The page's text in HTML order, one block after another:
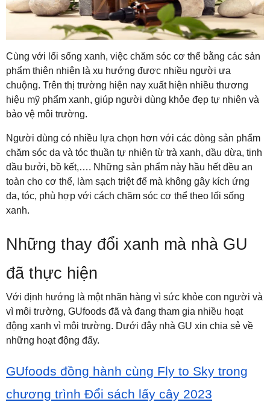
Cùng với lối sống xanh, việc chăm sóc cơ thể bằng các sản
phẩm thiên nhiên là xu hướng được nhiều người ưa
chuộng. Trên thị trường hiện nay xuất hiện nhiều thương
hiệu mỹ phẩm xanh, giúp người dùng khỏe đẹp tự nhiên và
bảo vệ môi trường.
Người dùng có nhiều lựa chọn hơn với các dòng sản phẩm
chăm sóc da và tóc thuần tự nhiên từ trà xanh, dầu dừa, tinh
dầu bưởi, bồ kết,…. Những sản phẩm này hầu hết đều an
toàn cho cơ thể, làm sạch triệt để mà không gây kích ứng
da, tóc, phù hợp với cách chăm sóc cơ thể theo lối sống
xanh.
Những thay đổi xanh mà nhà GU
đã thực hiện
Với định hướng là một nhãn hàng vì sức khỏe con người và
vì môi trường, GUfoods đã và đang tham gia nhiều hoạt
động xanh vì môi trường. Dưới đây nhà GU xin chia sẻ về
những hoạt động đấy.
GUfoods đồng hành cùng Fly to Sky trong
chương trình Đổi sách lấy cây 2023